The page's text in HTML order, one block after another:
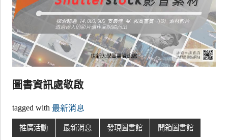
圖書資訊處敬啟
tagged with 最新消息
推廣活動 最新消息 發現圖書館 開箱圖書館